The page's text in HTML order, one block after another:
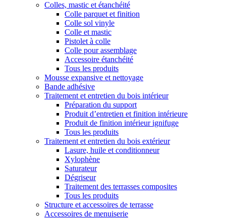
Colles, mastic et étanchéité
Colle parquet et finition
Colle sol vinyle
Colle et mastic
Pistolet à colle
Colle pour assemblage
Accessoire étanchéité
Tous les produits
Mousse expansive et nettoyage
Bande adhésive
Traitement et entretien du bois intérieur
Préparation du support
Produit d’entretien et finition intérieure
Produit de finition intérieur ignifuge
Tous les produits
Traitement et entretien du bois extérieur
Lasure, huile et conditionneur
Xylophène
Saturateur
Dégriseur
Traitement des terrasses composites
Tous les produits
Structure et accessoires de terrasse
Accessoires de menuiserie